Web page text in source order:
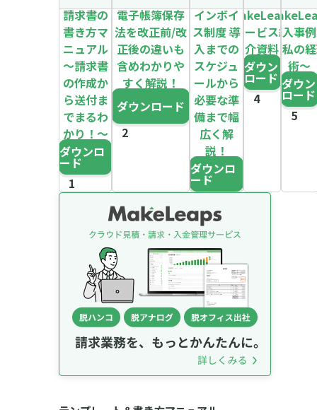
請求書の
書き方マ
ニュアル
～請求書
の作成か
ら送付ま
でまるわ
かり！～
ダウンロ
ード
電子帳簿保存
法を改正前/改
正後の違いも
含めわかりや
すく解説！
ダウンロード
インボイ
ス制度 導
入までの
スケジュ
ールから
必要な準
備まで幅
広く解
説！
ダウンロ
ード
MakeLeaps
サービス紹
介資料
ダウン
ロード
導入事
～私の
術～
ダウン
ロード